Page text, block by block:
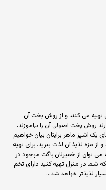
تهیه می کنند و از روش پخت آن
روش پخت اصولی آن را بیاموزند،
یک آشپز ماهر برایتان بیان خواهیم
از مزه لذیذ آن لذت ببرید. برای تهیه
می توان از خمیرنان باگت موجود در
شما در منزل تهیه کنید دارای تخم
لذیذتر خواهد شد...